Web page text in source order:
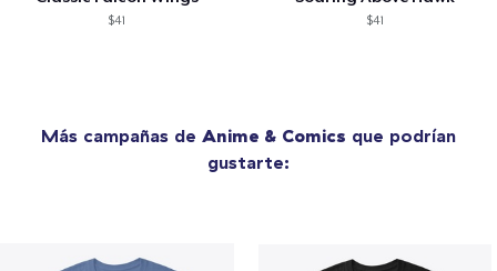
$41 $41
Más campañas de Anime & Comics que podrían
gustarte: